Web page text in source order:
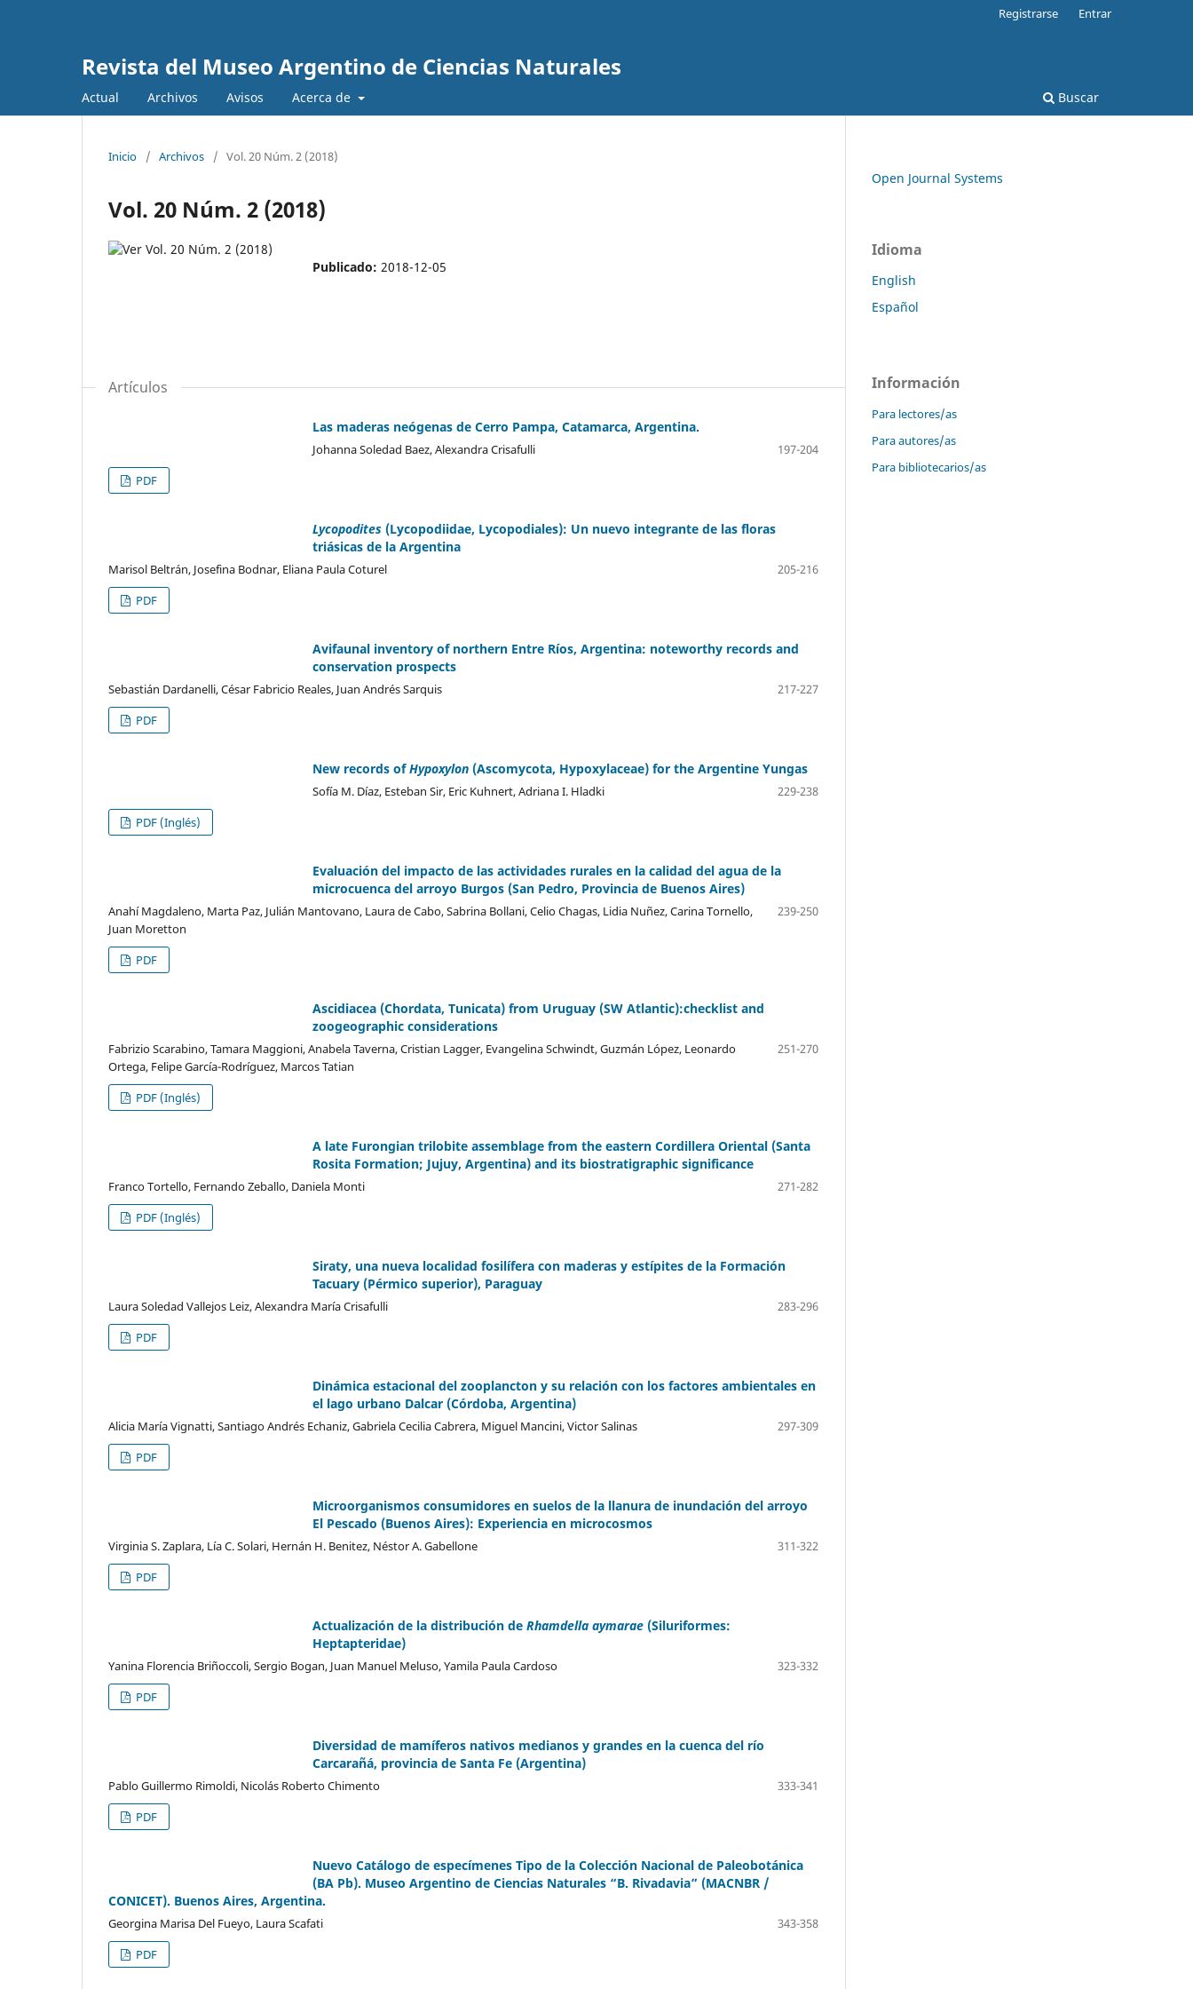
Revista del Museo Argentino de Ciencias Naturales
Actual Archivos Avisos Acerca de Buscar
Registrarse Entrar
Inicio / Archivos / Vol. 20 Núm. 2 (2018)
Vol. 20 Núm. 2 (2018)
Publicado: 2018-12-05
Artículos
Las maderas neógenas de Cerro Pampa, Catamarca, Argentina.
Johanna Soledad Baez, Alexandra Crisafulli
197-204
PDF
Lycopodites (Lycopodiidae, Lycopodiales): Un nuevo integrante de las floras
triásicas de la Argentina
Marisol Beltrán, Josefina Bodnar, Eliana Paula Coturel
205-216
PDF
Avifaunal inventory of northern Entre Ríos, Argentina: noteworthy records and
conservation prospects
Sebastián Dardanelli, César Fabricio Reales, Juan Andrés Sarquis
217-227
PDF
New records ofHypoxylon (Ascomycota, Hypoxylaceae) for the Argentine Yungas
Sofía M. Díaz, Esteban Sir, Eric Kuhnert, Adriana I. Hladki
229-238
PDF (Inglés)
Evaluación del impacto de las actividades rurales en la calidad del agua de la
microcuenca del arroyo Burgos (San Pedro, Provincia de Buenos Aires)
Anahí Magdaleno, Marta Paz, Julián Mantovano, Laura de Cabo, Sabrina Bollani, Celio Chagas, Lidia Nuñez, Carina Tornello,
Juan Moretton
239-250
PDF
Ascidiacea (Chordata, Tunicata) from Uruguay (SW Atlantic):checklist and
zoogeographic considerations
Fabrizio Scarabino, Tamara Maggioni, Anabela Taverna, Cristian Lagger, Evangelina Schwindt, Guzmán López, Leonardo
Ortega, Felipe García-Rodríguez, Marcos Tatian
251-270
PDF (Inglés)
A late Furongian trilobite assemblage from the eastern Cordillera Oriental (Santa
Rosita Formation; Jujuy, Argentina) and its biostratigraphic significance
Franco Tortello, Fernando Zeballo, Daniela Monti
271-282
PDF (Inglés)
Siraty, una nueva localidad fosilífera con maderas y estípites de la Formación
Tacuary (Pérmico superior), Paraguay
Laura Soledad Vallejos Leiz, Alexandra María Crisafulli
283-296
PDF
Dinámica estacional del zooplancton y su relación con los factores ambientales en
el lago urbano Dalcar (Córdoba, Argentina)
Alicia María Vignatti, Santiago Andrés Echaniz, Gabriela Cecilia Cabrera, Miguel Mancini, Victor Salinas
297-309
PDF
Microorganismos consumidores en suelos de la llanura de inundación del arroyo
El Pescado (Buenos Aires): Experiencia en microcosmos
Virginia S. Zaplara, Lía C. Solari, Hernán H. Benitez, Néstor A. Gabellone
311-322
PDF
Actualización de la distribución de Rhamdella aymarae (Siluriformes:
Heptapteridae)
Yanina Florencia Briñoccoli, Sergio Bogan, Juan Manuel Meluso, Yamila Paula Cardoso
323-332
PDF
Diversidad de mamíferos nativos medianos y grandes en la cuenca del río
Carcarañá, provincia de Santa Fe (Argentina)
Pablo Guillermo Rimoldi, Nicolás Roberto Chimento
333-341
PDF
Nuevo Catálogo de especímenes Tipo de la Colección Nacional de Paleobotánica
(BA Pb). Museo Argentino de Ciencias Naturales “B. Rivadavia” (MACNBR /
CONICET). Buenos Aires, Argentina.
Georgina Marisa Del Fueyo, Laura Scafati
343-358
PDF
Open Journal Systems
Idioma
English
Español
Información
Para lectores/as
Para autores/as
Para bibliotecarios/as